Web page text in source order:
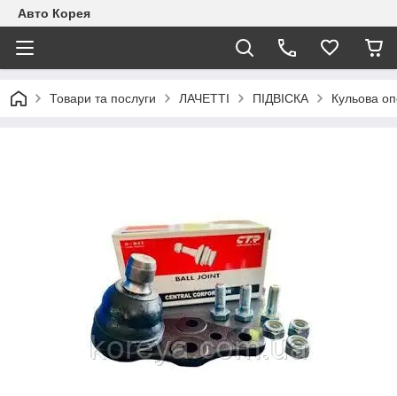
Авто Корея
Товари та послуги ЛАЧЕТТІ ПІДВІСКА Кульова